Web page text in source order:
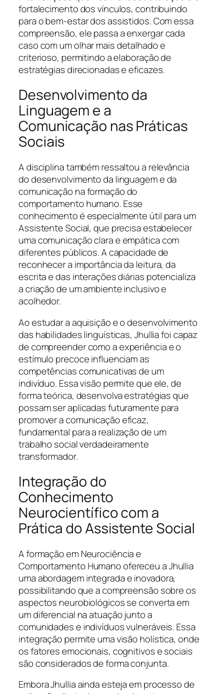
fortalecimento dos vínculos, contribuindo
para o bem-estar dos assistidos. Com essa
compreensão, ele passa a enxergar cada
caso com um olhar mais detalhado e
criterioso, permitindo a elaboração de
estratégias direcionadas e eficazes.
Desenvolvimento da
Linguagem e a
Comunicação nas Práticas
Sociais
A disciplina também ressaltou a relevância
do desenvolvimento da linguagem e da
comunicação na formação do
comportamento humano. Esse
conhecimento é especialmente útil para um
Assistente Social, que precisa estabelecer
uma comunicação clara e empática com
diferentes públicos. A capacidade de
reconhecer a importância da leitura, da
escrita e das interações diárias potencializa
a criação de um ambiente inclusivo e
acolhedor.
Ao estudar a aquisição e o desenvolvimento
das habilidades linguísticas, Jhullia foi capaz
de compreender como a experiência e o
estímulo precoce influenciam as
competências comunicativas de um
indivíduo. Essa visão permite que ele, de
forma teórica, desenvolva estratégias que
possam ser aplicadas futuramente para
promover a comunicação eficaz,
fundamental para a realização de um
trabalho social verdadeiramente
transformador.
Integração do
Conhecimento
Neurocientífico com a
Prática do Assistente Social
A formação em Neurociência e
Comportamento Humano ofereceu a Jhullia
uma abordagem integrada e inovadora,
possibilitando que a compreensão sobre os
aspectos neurobiológicos se converta em
um diferencial na atuação junto a
comunidades e indivíduos vulneráveis. Essa
integração permite uma visão holística, onde
os fatores emocionais, cognitivos e sociais
são considerados de forma conjunta.
Embora Jhullia ainda esteja em processo de